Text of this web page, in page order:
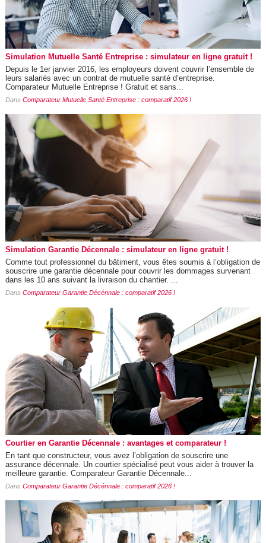
Simulation Mutuelle Santé Entreprise : simulateur en ligne gratuit !
Depuis le 1er janvier 2016, les employeurs doivent couvrir l’ensemble de
leurs salariés avec un contrat de mutuelle santé d’entreprise.
Comparateur Mutuelle Entreprise ! Gratuit et sans...
Dans Comparateur Mutuelle Santé Entreprise : comparatif 2026 !
Simulation Garantie Décennale : simulateur en ligne gratuit !
Comme tout professionnel du bâtiment, vous êtes soumis à l’obligation de
souscrire une garantie décennale pour couvrir les dommages survenant
dans les 10 ans suivant la livraison du chantier. ...
Dans Comparateur Garantie Décénnale : comparatif 2026 !
Courtier en Garantie Décennale : avantages et comparateur !
En tant que constructeur, vous avez l’obligation de souscrire une
assurance décennale. Un courtier spécialisé peut vous aider à trouver la
meilleure garantie. Comparateur Garantie Décennale...
Dans Comparateur Garantie Décénnale : comparatif 2026 !